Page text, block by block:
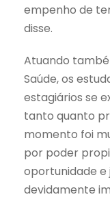
empenho de
disse.
Atuando
Saúde, os
estagiários se
tanto quanto
momento foi
por poder
oportunidade e
devidamente